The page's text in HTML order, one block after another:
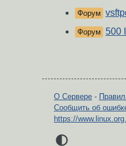
Форум
Форум 500
О Сервере -
Сообщить об
https://